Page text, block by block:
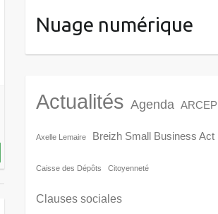
Nuage numérique
Actualités Agenda ARCEP
Axelle Lemaire Breizh Small Business Act
Caisse des Dépôts Citoyenneté
Clauses sociales